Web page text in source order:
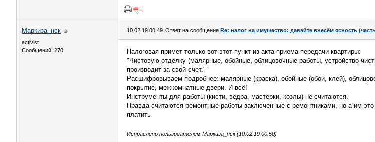
Маркиза_нск
activist
Сообщений: 270
10.02.19 00:49 Ответ на сообщение Re: налог на имущество: давайте внесём ясность
Налоговая примет только вот этот пункт из акта приема-передачи квартиры:
"Чистовую отделку (малярные, обойные, облицовочные работы, устройство
производит за свой счет."
Расшифровываем подробнее: малярные (краска), обойные (обои, клей),
покрытие, межкомнатные двери. И всё!
Инструменты для работы (кисти, ведра, мастерки, козлы) не считаются.
Правда считаются ремонтные работы заключенные с ремонтниками, но а им
платить
Исправлено пользователем Маркиза_нск (10.02.19 00:50)